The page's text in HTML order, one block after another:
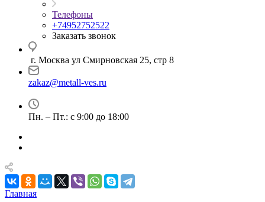
Телефоны
+74952752522
Заказать звонок
г. Москва ул Смирновская 25, стр 8
zakaz@metall-ves.ru
Пн. – Пт.: с 9:00 до 18:00
Главная